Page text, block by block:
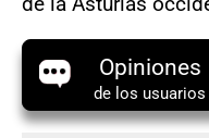
de los usuarios